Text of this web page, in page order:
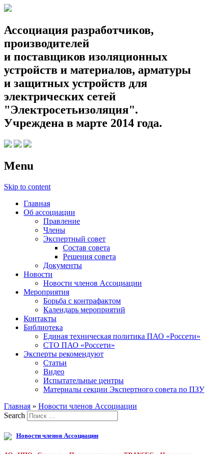
Ассоциация разработчиков,
производителей
и поставщиков изоляционных
устройств и материалов, арматуры
и защитных устройств для
электрических сетей
"Электросетьизоляция".
Учреждена в марте 2014 года.
Menu
Skip to content
Главная
Об ассоциации
Правление
Члены
Экспертный совет
Состав совета
Решения совета
Документы
Новости
Новости членов Ассоциации
Мероприятия
Борьба с контрафактом
Календарь мероприятий
Контакты
Библиотека
Единая техническая политика ПАО «Россети»
СТО ПАО «Россети»
Эксперты рекомендуют
Статьи
Видео
Испытательные центры
Материалы секции Экспертного совета по ПЗУ
Главная » Новости членов Ассоциации
Search
Новости членов Ассоциации